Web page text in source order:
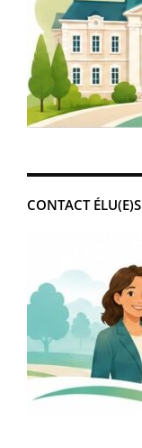
CONTACT ÉLU(E)S